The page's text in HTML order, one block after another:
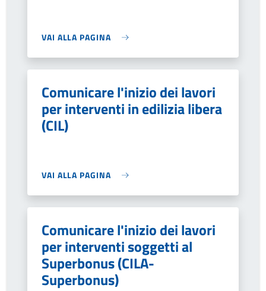
VAI ALLA PAGINA
Comunicare l'inizio dei lavori
per interventi in edilizia libera
(CIL)
VAI ALLA PAGINA
Comunicare l'inizio dei lavori
per interventi soggetti al
Superbonus (CILA-
Superbonus)